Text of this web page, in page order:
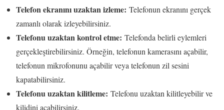
Telefon ekranını uzaktan izleme: Telefonun ekranını gerçek
zamanlı olarak izleyebilirsiniz.
Telefonu uzaktan kontrol etme: Telefonda belirli eylemleri
gerçekleştirebilirsiniz. Örneğin, telefonun kamerasını açabilir,
telefonun mikrofonunu açabilir veya telefonun zil sesini
kapatabilirsiniz.
Telefonu uzaktan kilitleme: Telefonu uzaktan kilitleyebilir ve
kilidini açabilirsiniz.